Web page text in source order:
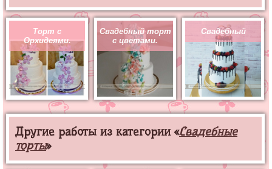
Торт с
Орхидеями.
Свадебный торт
с цветами.
Свадебный
Другие работы из категории «Свадебные
торты»